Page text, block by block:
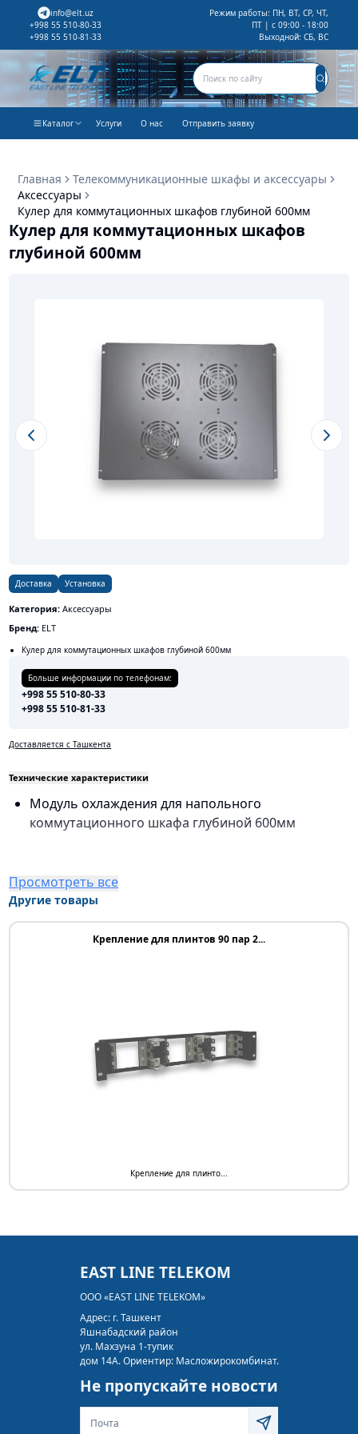
info@elt.uz
+998 55 510-80-33
+998 55 510-81-33
Режим работы: ПН, ВТ, СР, ЧТ,
ПТ | с 09:00 - 18:00
Выходной: СБ, ВС
Каталог Услуги О нас Отправить заявку
Главная
Телекоммуникационные шкафы и аксессуары
Аксессуары
Кулер для коммутационных шкафов глубиной 600мм
Кулер для коммутационных шкафов
глубиной 600мм
Previous slide Next
Доставка Установка
Категория:Аксессуары
Бренд: ELT
Кулер для коммутационных шкафов глубиной 600мм
Больше информации по телефонам:
+998 55 510-80-33
+998 55 510-81-33
Доставляется с Ташкента
Технические характеристики
Модуль охлаждения для напольного
коммутационного шкафа глубиной 600мм
Просмотреть все
Другие товары
Крепление для плинтов 90 пар 2...
Крепление для плинто...
EAST LINE TELEKOM
ООО «EAST LINE TELEKOM»
Адрес: г. Ташкент
Яшнабадский район
ул. Махзуна 1-тупик
дом 14А. Ориентир: Масложирокомбинат.
Не пропускайте новости